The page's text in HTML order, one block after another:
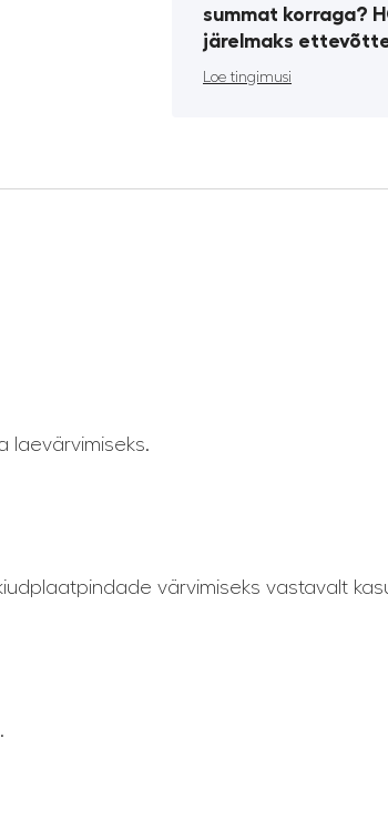
summat korraga?
järelmaks
Loe tingimusi
laevärvimiseks.
värvimiseks vastavalt